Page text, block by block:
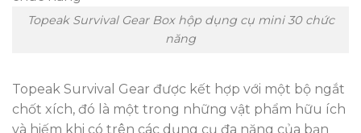
Topeak Survival Gear Box hộp dụng cụ mini 30 chức
năng
Topeak Survival Gear được kết hợp với một bộ ngắt
chốt xích, đó là một trong những vật phẩm hữu ích
và hiếm khi có trên các dụng cụ đa năng của bạn